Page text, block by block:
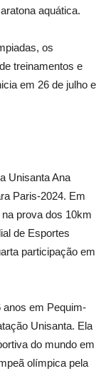
aquática.
os
treinamentos e
em 26 de julho e
Unisanta Ana
Paris-2024. Em
prova dos 10km
de Esportes
participação em
anos em Pequim-
Unisanta. Ela
do mundo em
olímpica pela